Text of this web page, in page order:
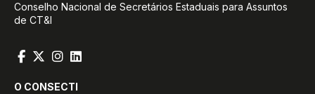
Conselho Nacional de Secretários Estaduais para Assuntos
de CT&I
O CONSECTI